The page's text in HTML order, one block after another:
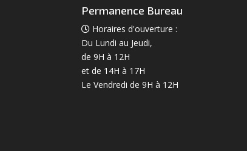
Permanence Bureau
Horaires d'ouverture :
Du Lundi au Jeudi,
de 9H à 12H
et de 14H à 17H
Le Vendredi de 9H à 12H